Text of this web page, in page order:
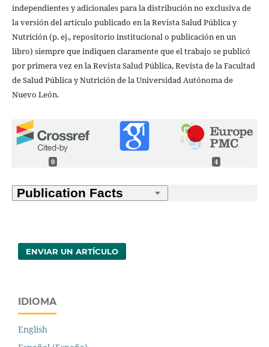
independientes y adicionales para la distribución no exclusiva de
la versión del artículo publicado en la Revista Salud Pública y
Nutrición (p. ej., repositorio institucional o publicación en un
libro) siempre que indiquen claramente que el trabajo se publicó
por primera vez en la Revista Salud Pública, Revista de la Facultad
de Salud Pública y Nutrición de la Universidad Autónoma de
Nuevo León.
0 4
ENVIAR UN ARTÍCULO
IDIOMA
English